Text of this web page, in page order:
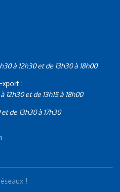
à 12h30 et de 13h30 à 18h00
:
et de 13h15 à 18h00
de 13h30 à 17h30
!